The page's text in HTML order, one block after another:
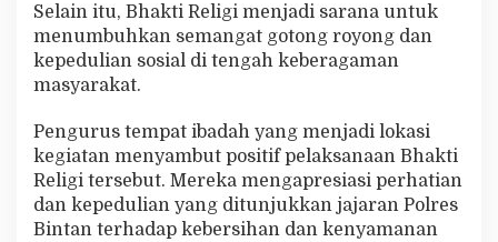
Selain itu, Bhakti Religi menjadi sarana untuk
menumbuhkan semangat gotong royong dan
kepedulian sosial di tengah keberagaman
masyarakat.
Pengurus tempat ibadah yang menjadi lokasi
kegiatan menyambut positif pelaksanaan Bhakti
Religi tersebut. Mereka mengapresiasi perhatian
dan kepedulian yang ditunjukkan jajaran Polres
Bintan terhadap kebersihan dan kenyamanan